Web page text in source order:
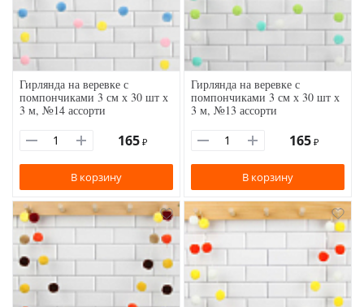
Гирлянда на веревке с
помпончиками 3 см х 30 шт х
3 м, №14 ассорти
165 ₽
В корзину
Гирлянда на веревке с
помпончиками 3 см х 30 шт х
3 м, №13 ассорти
165 ₽
В корзину